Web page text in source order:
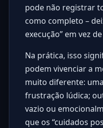
pode não registrar
como completo –
execução” em vez
Na prática, isso
podem vivenciar a
muito diferente:
frustração lúdica;
vazio ou
que os “cuidados